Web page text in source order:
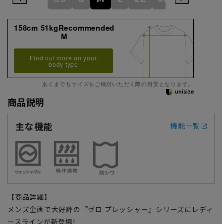
158cm 51kgRecommended
M
Find out more on your
body type
あくまでもサイズをご検討いただく際の目安となります。
商品説明
主な機能
機能一覧
【商品詳細】
メンズ企画で大好評の『ゼロ プレッシャー』シリーズにレディ
ースラインが新登場!